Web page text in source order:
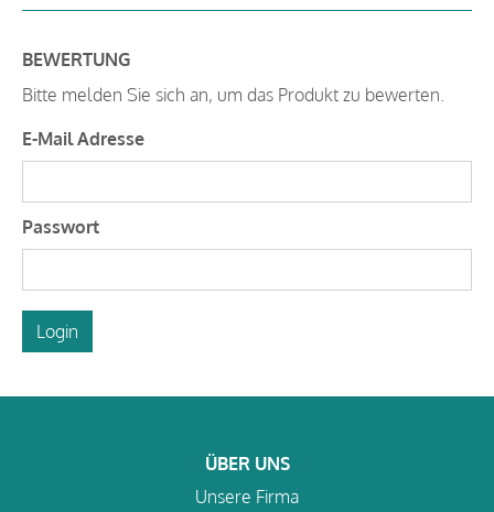
BEWERTUNG
Bitte melden Sie sich an, um das Produkt zu bewerten.
E-Mail Adresse
Passwort
Login
ÜBER UNS
Unsere Firma